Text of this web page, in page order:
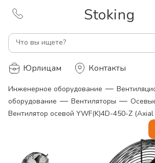
Stoking
Что вы ищете?
Юрлицам Контакты
Инженерное оборудование —
оборудование — Вентиляторы —
Вентилятор осевой YWF(K)4D-450-Z